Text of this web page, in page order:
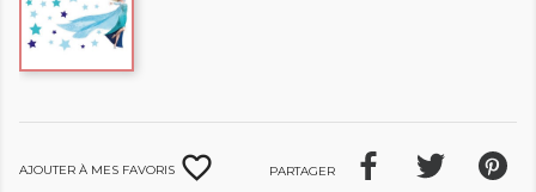
Ajouter à mes favoris favorite_border Partager